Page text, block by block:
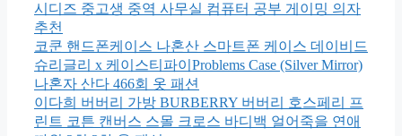
시디즈 중고생 중역 사무실 컴퓨터 공부 게이밍 의자
추천
코쿤 핸드폰케이스 나혼산 스마트폰 케이스 데이비드
슈리글리 x 케이스티파이Problems Case (Silver Mirror)
나혼자 산다 466회 옷 패션
이다희 버버리 가방 BURBERRY 버버리 호스페리 프
린트 코튼 캔버스 스몰 크로스 바디백 얼어죽을 연애